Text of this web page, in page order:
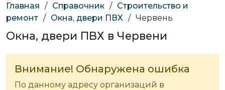
Главная / Справочник / Строительство и
ремонт / Окна, двери ПВХ / Червень
Окна, двери ПВХ в Червени
Внимание! Обнаружена ошибка
По данному адресу организаций в